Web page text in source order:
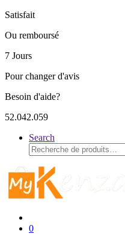
Satisfait
Ou remboursé
7 Jours
Pour changer d'avis
Besoin d'aide?
52.042.059
Search
Recherche
pour :
0